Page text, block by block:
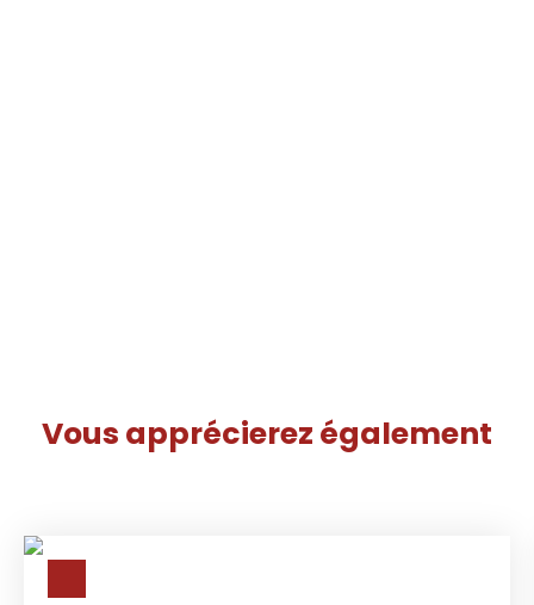
Vous apprécierez également